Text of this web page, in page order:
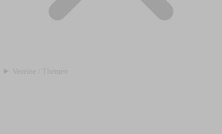
Vereine / Themen